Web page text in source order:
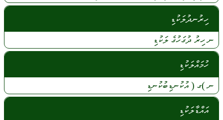
ހިރުނދުލަކުޑި
ނހިރު ދުގަހުގެ ލަކުޑި
ހުމައްލަކުޑި
ނ)ގ ( އުކުނޑިބުކުނޑި
އައްޑާލަކުޑި